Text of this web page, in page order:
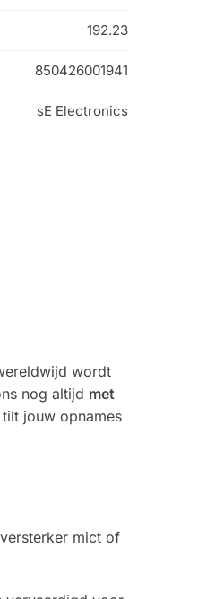
192.23
850426001941
sE Electronics
wordt
nog altijd met
jouw opnames
mict of